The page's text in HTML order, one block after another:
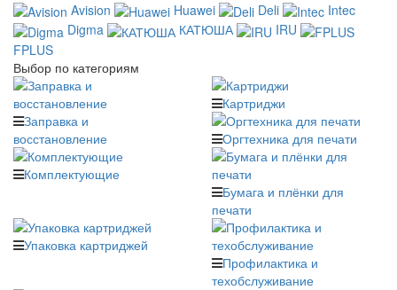
Avision
Huawei Deli
Intec
Digma
КАТЮША
IRU
FPLUS
Выбор по категориям
Заправка и
восстановление
Картриджи
Оргтехника для печати
Комплектующие
Бумага и плёнки для
печати
Упаковка картриджей
Профилактика и
техобслуживание